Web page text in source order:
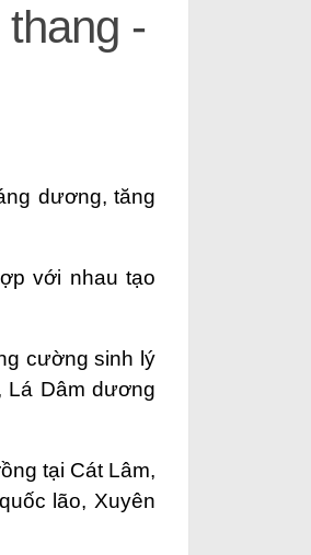
-
dương, tăng
với nhau tạo
cường sinh lý
Lá Dâm dương
tại Cát Lâm,
lão, Xuyên